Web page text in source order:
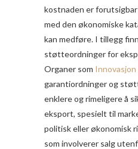
kostnaden er
med den økonomiske
kan medføre. I tillegg
støtteordninger for
Organer som
garantiordninger og
enklere og rimeligere å
eksport, spesielt til
politisk eller økonomisk
som involverer salg